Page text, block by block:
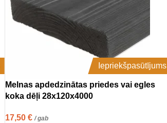
Iepriekšpasūtījums
Melnas apdedzinātas priedes vai egles
koka dēļi 28x120x4000
17,50 € / gab